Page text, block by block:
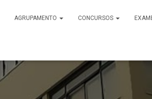
AGRUPAMENTO CONCURSOS